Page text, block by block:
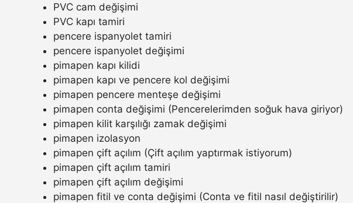
PVC cam değişimi
PVC kapı tamiri
pencere ispanyolet tamiri
pencere ispanyolet değişimi
pimapen kapı kilidi
pimapen kapı ve pencere kol değişimi
pimapen pencere menteşe değişimi
pimapen conta değişimi (Pencerelerimden soğuk hava giriyor)
pimapen kilit karşılığı zamak değişimi
pimapen izolasyon
pimapen çift açılım (Çift açılım yaptırmak istiyorum)
pimapen çift açılım tamiri
pimapen çift açılım değişimi
pimapen fitil ve conta değişimi (Conta ve fitil nasıl değiştirilir)